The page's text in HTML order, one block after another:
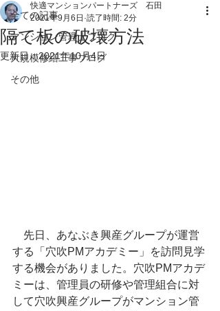
全ての記事
マンション管理士ブログ
大規模修繕工事ブログ
その他
隔て板の破壊方法
快適マンションパートナーズ 石田
2021年9月6日 読了時間: 2分
更新日：2021年10月4日
先日、あなぶき興産グループが運営
する「穴吹PMアカデミー」を訪問見学
する機会がありました。穴吹PMアカデ
ミーは、管理員の研修や管理組合に対
して穴吹興産グループがマンション管